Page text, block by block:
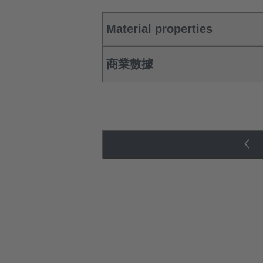
Material properties
商業數據